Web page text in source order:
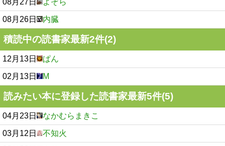
08月27日 よぞら
08月26日 内臓
積読中の読書家最新2件(2)
12月13日 ぱん
02月13日 M
読みたい本に登録した読書家最新5件(5)
04月23日 なかむらまきこ
03月12日 不知火